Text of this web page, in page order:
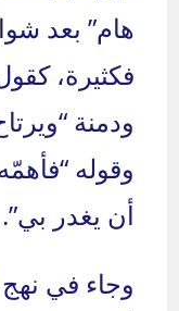
هام” بعد
فكثيرة،
ودمنة
وقوله
أن يغدر بي”.
وجاء في نهج